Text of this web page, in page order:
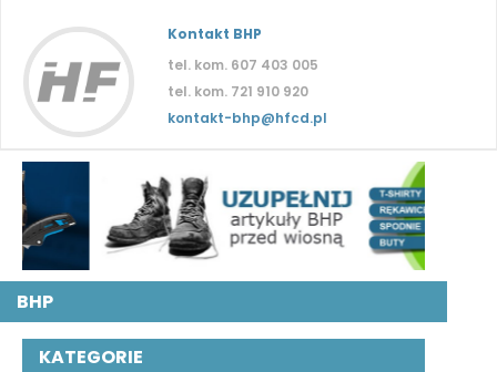
Kontakt BHP
tel. kom. 607 403 005
tel. kom. 721 910 920
kontakt-bhp@hfcd.pl
BHP
KATEGORIE